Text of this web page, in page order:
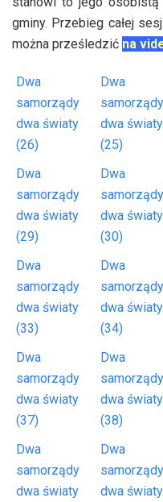
gminy. Przebieg całej
można prześledzić na
Dwa
samorządy
dwa światy
(26)
Dwa
samorządy
dwa światy
(25)
Dwa
samorządy
dwa światy
(29)
Dwa
samorządy
dwa światy
(30)
Dwa
samorządy
dwa światy
(33)
Dwa
samorządy
dwa światy
(34)
Dwa
samorządy
dwa światy
(37)
Dwa
samorządy
dwa światy
(38)
Dwa
samorządy
dwa światy
Dwa
samorządy
dwa światy